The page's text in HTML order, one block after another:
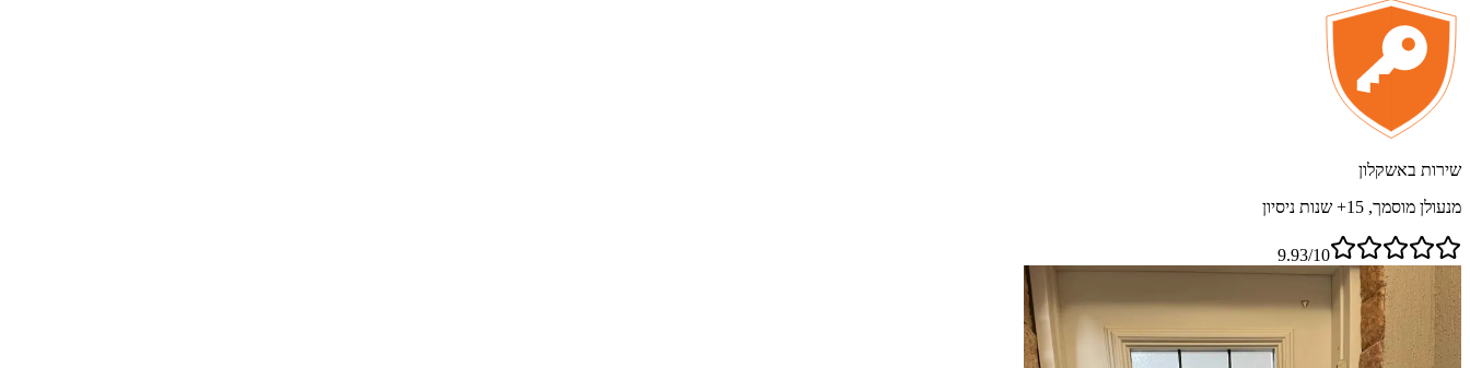
שירות באשקלון
מנעולן מוסמך, 15+ שנות ניסיון
9.93/10